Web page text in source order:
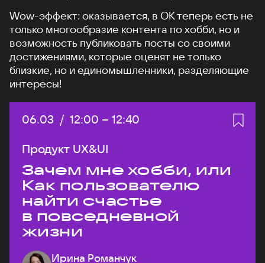
Wow-эффект: оказывается, в ОК теперь есть не
только многообразие контента по хобби, но и
возможность публиковать посты со своими
достижениями, которые оценят не только
близкие, но и единомышленники, разделяющие
интересы!
Дата:
06.03 / Начало:
12:00 – Конец:
12:40
Продукт UX&UI
Зачем мне хобби, или
Как пользователю
найти счастье
в повседневной
жизни
Ирина Романчук